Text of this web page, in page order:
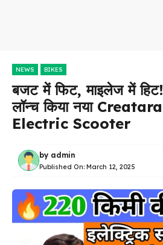
NEWS BIKES
बजट में फिट, माइलेज में
लॉन्च किया नया
Electric Scooter
by admin
Published On: March 12, 2025